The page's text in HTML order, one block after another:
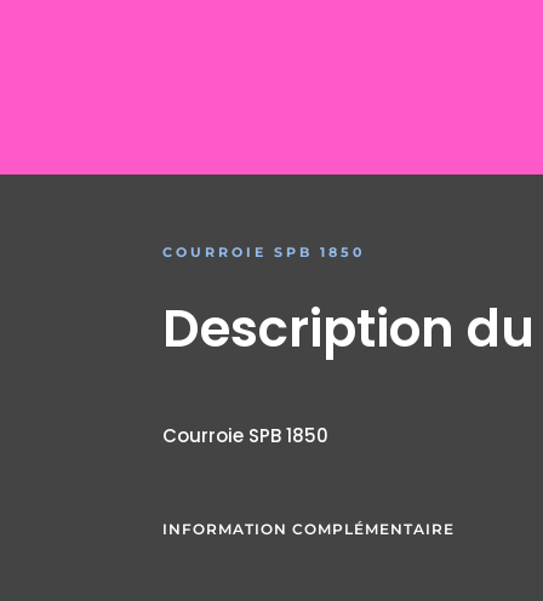
COURROIE SPB 1850
Description
Courroie SPB 1850
INFORMATION COMPLÉMENTAIRE